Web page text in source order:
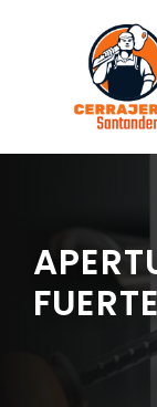
contenido